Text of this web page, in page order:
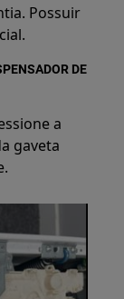
Possuir
DE
a
gaveta